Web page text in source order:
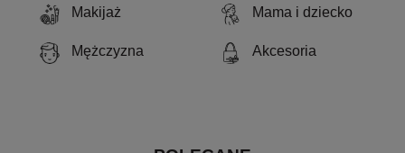
Makijaż Mama i dziecko
Mężczyzna Akcesoria